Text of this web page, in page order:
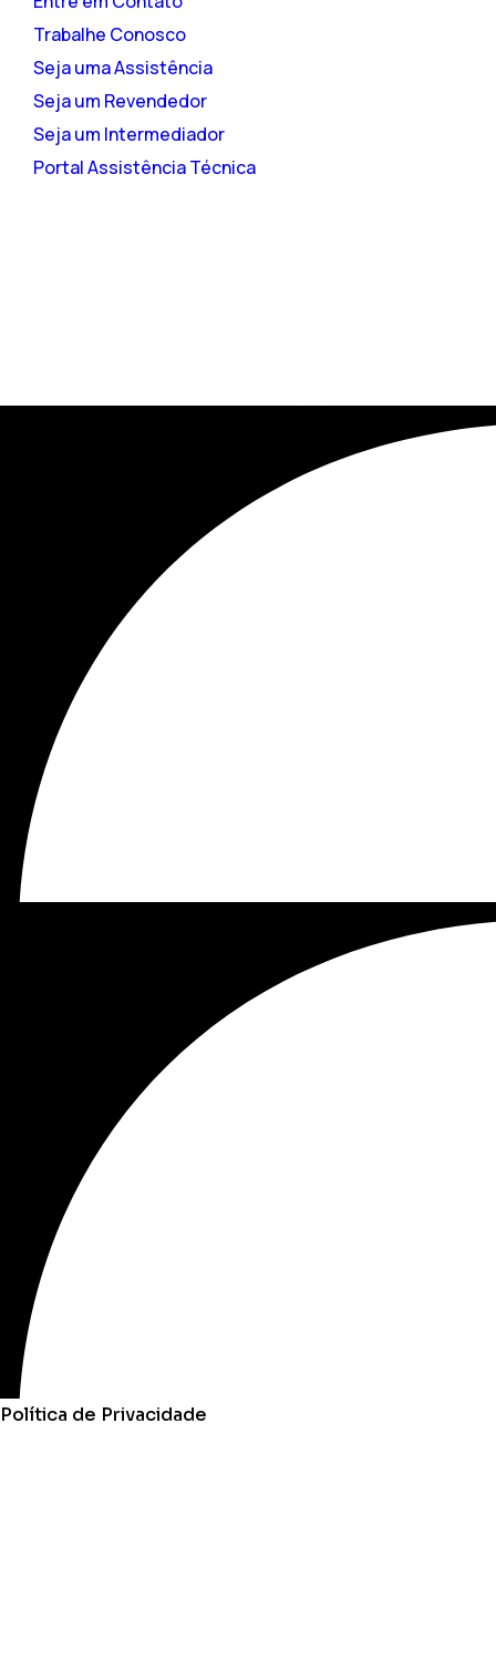
Trabalhe Conosco
Seja uma Assistência
Seja um Revendedor
Seja um Intermediador
Portal Assistência Técnica
Política de Privacidade